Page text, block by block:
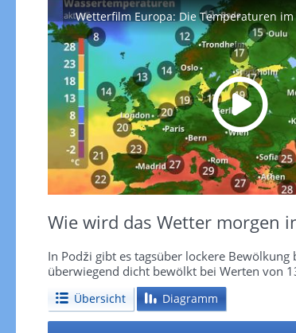
Wetterfilm Europa: Die Temperaturen
Wie wird das Wetter morgen
In Podži gibt es tagsüber lockere
überwiegend dicht bewölkt bei Werten von
Übersicht Diagramm